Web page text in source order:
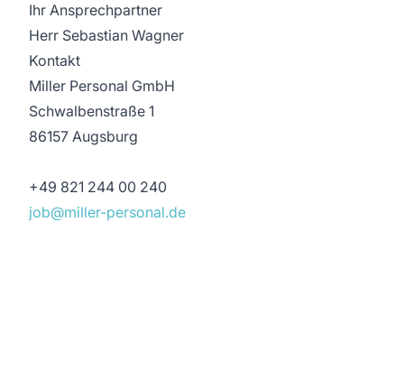
Ihr Ansprechpartner
Herr Sebastian Wagner
Kontakt
Miller Personal GmbH
Schwalbenstraße 1
86157 Augsburg
+49 821 244 00 240
job@miller-personal.de